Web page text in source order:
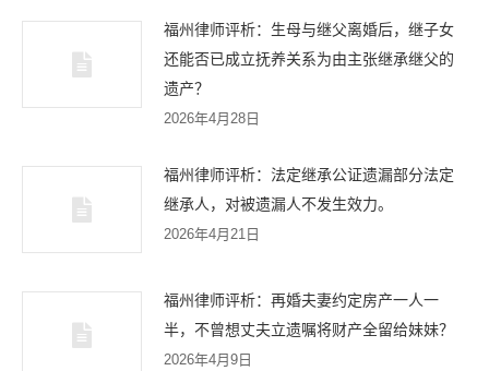
福州律师评析：生母与继父离婚后，继子女
还能否已成立抚养关系为由主张继承继父的
遗产？
2026年4月28日
福州律师评析：法定继承公证遗漏部分法定
继承人，对被遗漏人不发生效力。
2026年4月21日
福州律师评析：再婚夫妻约定房产一人一
半，不曾想丈夫立遗嘱将财产全留给妹妹？
2026年4月9日